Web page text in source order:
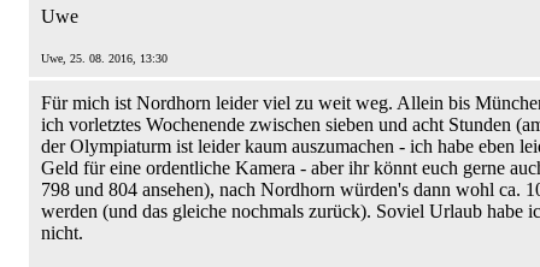
Uwe
Uwe, 25. 08. 2016, 13:30
Für mich ist Nordhorn leider viel zu weit weg. Allein bis
ich vorletztes Wochenende zwischen sieben und acht Stunden
der Olympiaturm ist leider kaum auszumachen - ich habe eben
Geld für eine ordentliche Kamera - aber ihr könnt euch gerne
798 und 804 ansehen), nach Nordhorn würden's dann wohl ca.
werden (und das gleiche nochmals zurück). Soviel Urlaub habe
nicht.